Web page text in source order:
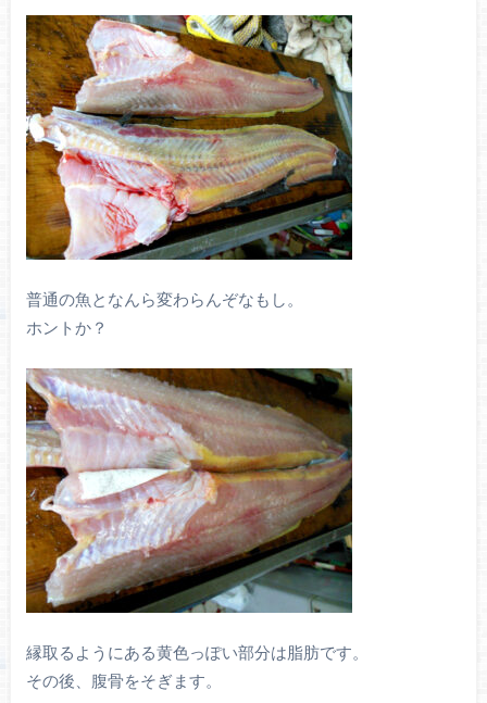
普通の魚となんら変わらんぞなもし。
ホントか？
縁取るようにある黄色っぽい部分は脂肪です。
その後、腹骨をそぎます。